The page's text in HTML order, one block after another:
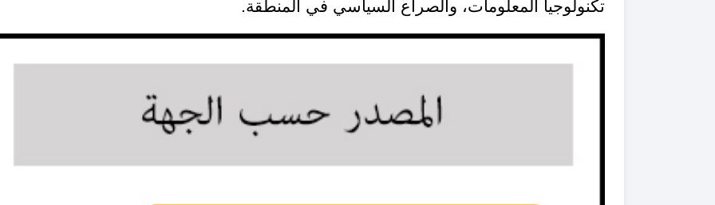
تكنولوجيا المعلومات، والصراع السياسي في المنطقة.